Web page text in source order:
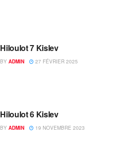
Hiloulot 7 Kislev
BY ADMIN 27 FÉVRIER 2025
Hiloulot 6 Kislev
BY ADMIN 19 NOVEMBRE 2023